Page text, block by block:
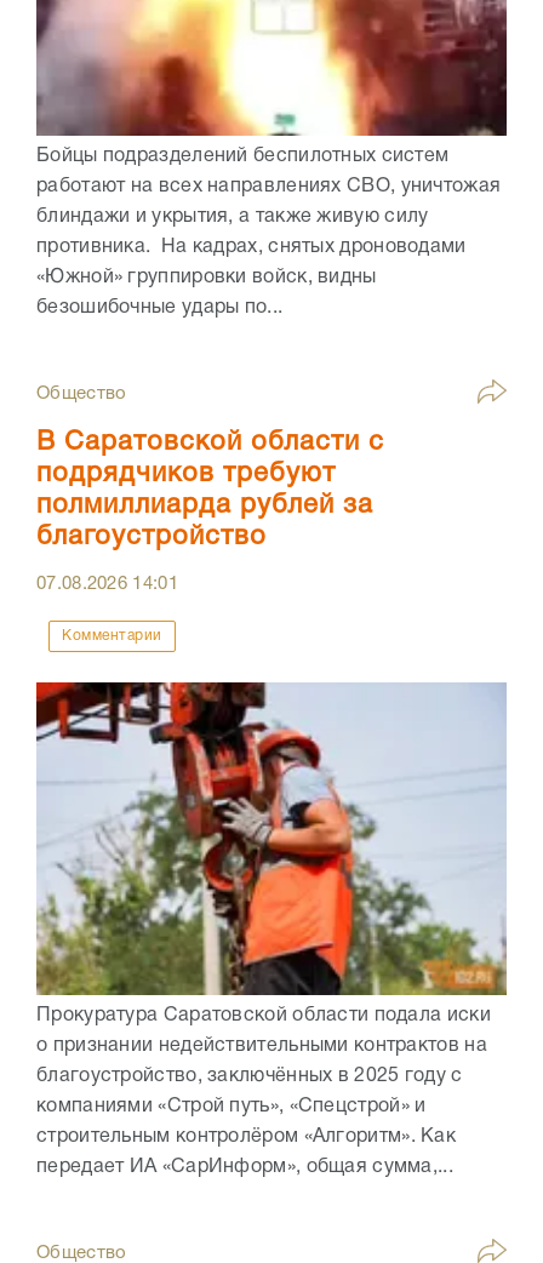
Бойцы подразделений беспилотных систем
работают на всех направлениях СВО, уничтожая
блиндажи и укрытия, а также живую силу
противника. На кадрах, снятых дроноводами
«Южной» группировки войск, видны
безошибочные удары по...
Общество
В Саратовской области с
подрядчиков требуют
полмиллиарда рублей за
благоустройство
07.08.2026 14:01
Комментарии
Прокуратура Саратовской области подала иски
о признании недействительными контрактов на
благоустройство, заключённых в 2025 году с
компаниями «Строй путь», «Спецстрой» и
строительным контролёром «Алгоритм». Как
передает ИА «СарИнформ», общая сумма,...
Общество